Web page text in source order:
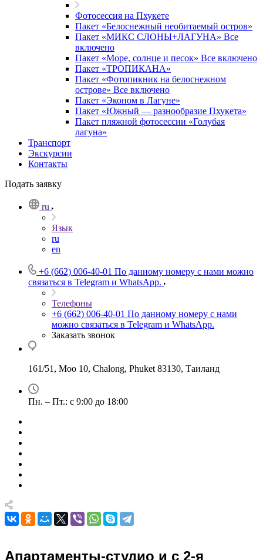
Фотоcессия на Пхукете
Пакет «Белоснежный необитаемый остров»
Пакет «МИКС СЛОНЫ+ЛАГУНА» Все
включено
Пакет «Море, солнце и песок» Все включено
Пакет «ТРОПИКАНА»
Пакет «Фотопикник на белоснежном
острове» Все включено
Пакет «Эконом в Лагуне»
Пакет «Южный — разнообразие Пхукета»
Пакет пляжной фотосессии «Голубая
лагуна»
Транспорт
Экскурсии
Контакты
Подать заявку
ru
Язык
ru
en
+6 (662) 006-40-01 По данному номеру с нами можно
связаться в Telegram и WhatsApp.
Телефоны
+6 (662) 006-40-01 По данному номеру с нами
можно связаться в Telegram и WhatsApp.
Заказать звонок
161/51, Moo 10, Chalong, Phuket 83130, Таиланд
Пн. – Пт.: с 9:00 до 18:00
Апартаменты-студио и с 2-я